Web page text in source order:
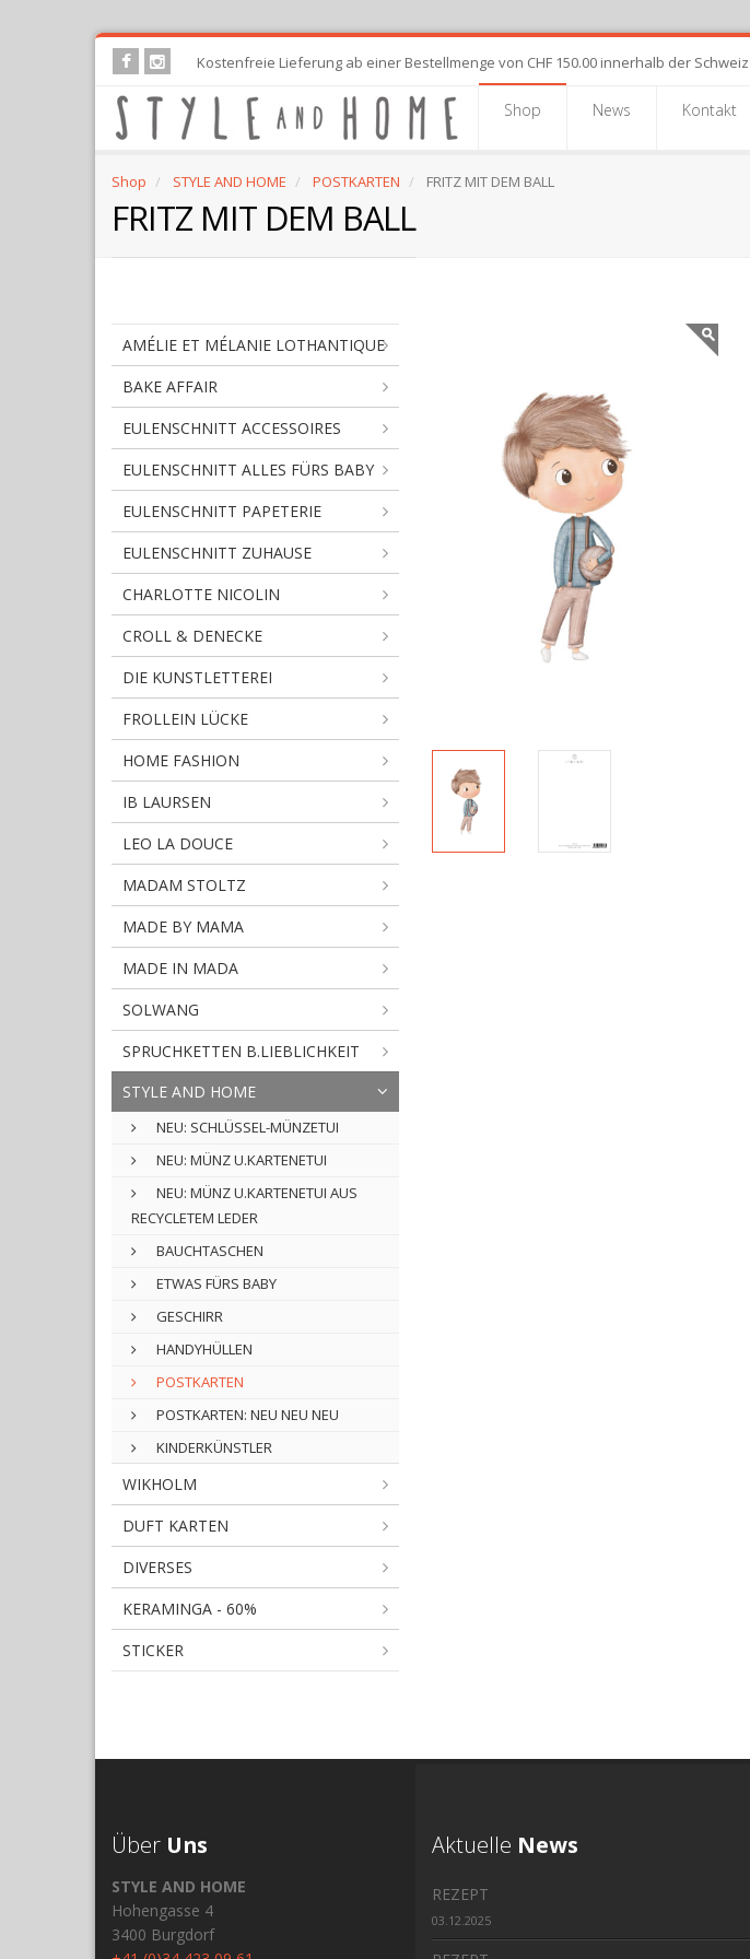
Skip
main
content
Kostenfreie Lieferung ab einer Bestellmenge von CHF 150.00 innerhalb der Schweiz
Shop News Kontakt
Shop STYLE AND HOME POSTKARTEN FRITZ MIT DEM BALL
FRITZ MIT DEM BALL
AMÉLIE ET MÉLANIE LOTHANTIQUE
BAKE AFFAIR
EULENSCHNITT ACCESSOIRES
EULENSCHNITT ALLES FÜRS BABY
EULENSCHNITT PAPETERIE
EULENSCHNITT ZUHAUSE
CHARLOTTE NICOLIN
CROLL & DENECKE
DIE KUNSTLETTEREI
FROLLEIN LÜCKE
HOME FASHION
IB LAURSEN
LEO LA DOUCE
MADAM STOLTZ
MADE BY MAMA
MADE IN MADA
SOLWANG
SPRUCHKETTEN B.LIEBLICHKEIT
STYLE AND HOME
NEU: SCHLÜSSEL-MÜNZETUI
NEU: MÜNZ U.KARTENETUI
NEU: MÜNZ U.KARTENETUI AUS
RECYCLETEM LEDER
BAUCHTASCHEN
ETWAS FÜRS BABY
GESCHIRR
HANDYHÜLLEN
POSTKARTEN
POSTKARTEN: NEU NEU NEU
KINDERKÜNSTLER
WIKHOLM
DUFT KARTEN
DIVERSES
KERAMINGA - 60%
STICKER
Über Uns
STYLE AND HOME
Hohengasse 4
3400 Burgdorf
Aktuelle News
REZEPT
03.12.2025